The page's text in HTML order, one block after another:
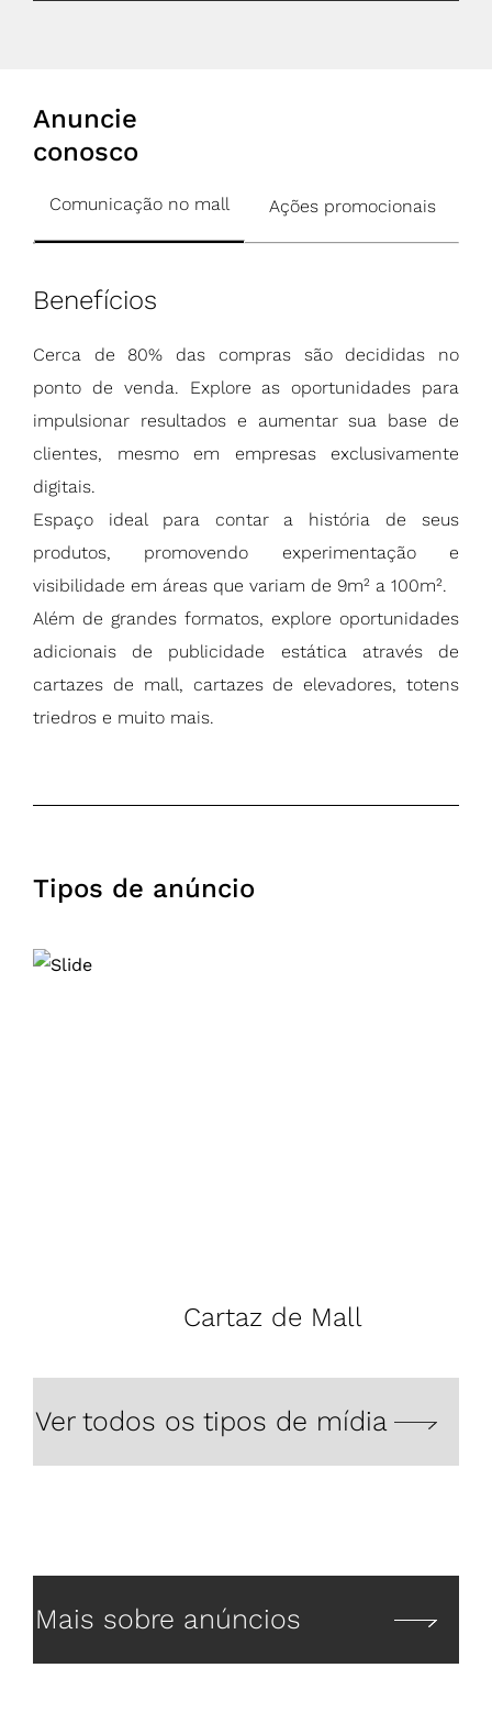
Anuncie
conosco
Comunicação no mall Ações promocionais
Benefícios
Cerca de 80% das compras são decididas no
ponto de venda. Explore as oportunidades para
impulsionar resultados e aumentar sua base de
clientes, mesmo em empresas exclusivamente
digitais.
Espaço ideal para contar a história de seus
produtos, promovendo experimentação e
visibilidade em áreas que variam de 9m² a 100m².
Além de grandes formatos, explore oportunidades
adicionais de publicidade estática através de
cartazes de mall, cartazes de elevadores, totens
triedros e muito mais.
Tipos de anúncio
Cartaz de Mall
Ver todos os tipos de mídia
Mais sobre anúncios